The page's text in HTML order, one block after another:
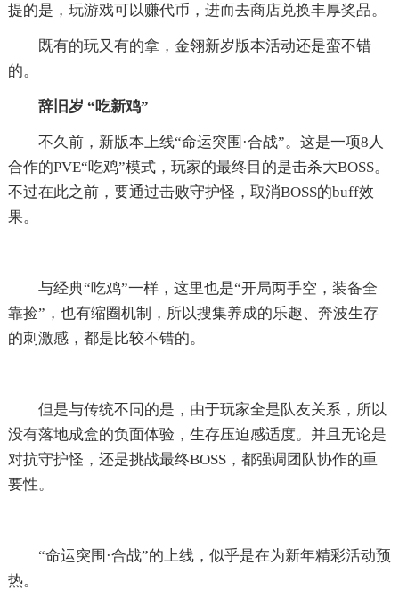
提的是，玩游戏可以赚代币，进而去商店兑换丰厚奖品。
既有的玩又有的拿，金翎新岁版本活动还是蛮不错
的。
辞旧岁 “吃新鸡”
不久前，新版本上线“命运突围·合战”。这是一项8人
合作的PVE“吃鸡”模式，玩家的最终目的是击杀大BOSS。
不过在此之前，要通过击败守护怪，取消BOSS的buff效
果。
与经典“吃鸡”一样，这里也是“开局两手空，装备全
靠捡”，也有缩圈机制，所以搜集养成的乐趣、奔波生存
的刺激感，都是比较不错的。
但是与传统不同的是，由于玩家全是队友关系，所以
没有落地成盒的负面体验，生存压迫感适度。并且无论是
对抗守护怪，还是挑战最终BOSS，都强调团队协作的重
要性。
“命运突围·合战”的上线，似乎是在为新年精彩活动预
热。